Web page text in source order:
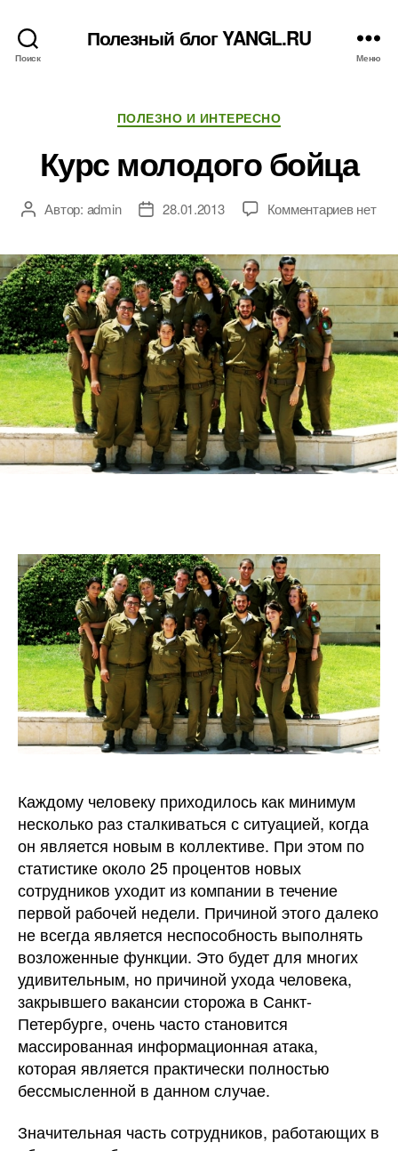
Поиск
Полезный блог YANGL.RU
Меню
Рубрики
ПОЛЕЗНО И ИНТЕРЕСНО
Курс молодого бойца
АвторАвтор: admin
Дата28.01.2013 Комментариевк
бойца
нет
Каждому человеку приходилось как минимум
несколько раз сталкиваться с ситуацией, когда
он является новым в коллективе. При этом по
статистике около 25 процентов новых
сотрудников уходит из компании в течение
первой рабочей недели. Причиной этого далеко
не всегда является неспособность выполнять
возложенные функции. Это будет для многих
удивительным, но причиной ухода человека,
закрывшего вакансии сторожа в Санкт-
Петербурге, очень часто становится
массированная информационная атака,
которая является практически полностью
бессмысленной в данном случае.
Значительная часть сотрудников, работающих в